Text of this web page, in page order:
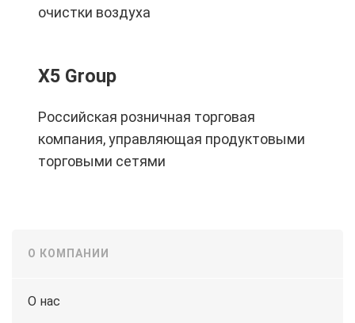
очистки воздуха
X5 Group
Российская розничная торговая
компания, управляющая продуктовыми
торговыми сетями
О КОМПАНИИ
О нас